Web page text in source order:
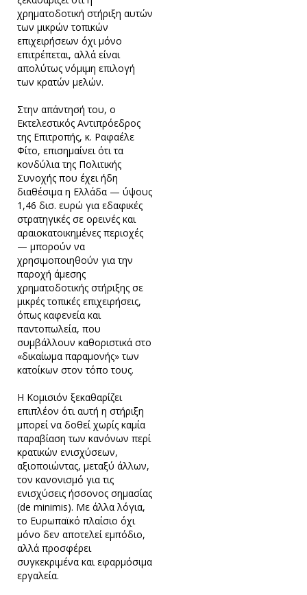
χρηματοδοτική στήριξη αυτών
των μικρών τοπικών
επιχειρήσεων όχι μόνο
επιτρέπεται, αλλά είναι
απολύτως νόμιμη επιλογή
των κρατών μελών.
Στην απάντησή του, ο
Εκτελεστικός Αντιπρόεδρος
της Επιτροπής, κ. Ραφαέλε
Φίτο, επισημαίνει ότι τα
κονδύλια της Πολιτικής
Συνοχής που έχει ήδη
διαθέσιμα η Ελλάδα — ύψους
1,46 δισ. ευρώ για εδαφικές
στρατηγικές σε ορεινές και
αραιοκατοικημένες περιοχές
— μπορούν να
χρησιμοποιηθούν για την
παροχή άμεσης
χρηματοδοτικής στήριξης σε
μικρές τοπικές επιχειρήσεις,
όπως καφενεία και
παντοπωλεία, που
συμβάλλουν καθοριστικά στο
«δικαίωμα παραμονής» των
κατοίκων στον τόπο τους.
Η Κομισιόν ξεκαθαρίζει
επιπλέον ότι αυτή η στήριξη
μπορεί να δοθεί χωρίς καμία
παραβίαση των κανόνων περί
κρατικών ενισχύσεων,
αξιοποιώντας, μεταξύ άλλων,
τον κανονισμό για τις
ενισχύσεις ήσσονος σημασίας
(de minimis). Με άλλα λόγια,
το Ευρωπαϊκό πλαίσιο όχι
μόνο δεν αποτελεί εμπόδιο,
αλλά προσφέρει
συγκεκριμένα και εφαρμόσιμα
εργαλεία.